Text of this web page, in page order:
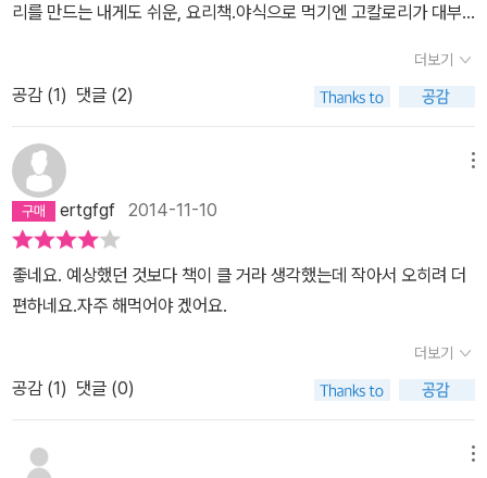
리를 만드는 내게도 쉬운, 요리책.야식으로 먹기엔 고칼로리가 대부
더보기
공감 (1) 댓글 (2)
ertgfgf 2014-11-10
좋네요. 예상했던 것보다 책이 클 거라 생각했는데 작아서 오히려 더
편하네요.자주 해먹어야 겠어요.
더보기
공감 (1) 댓글 (0)